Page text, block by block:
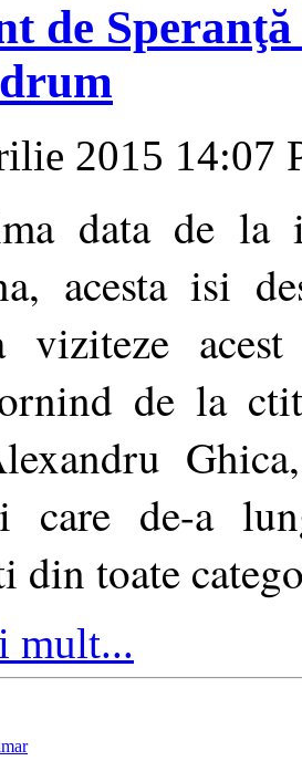
de
2015 14:07
data de la
acesta isi
viziteze
de la
care de-a
din toate
mult...